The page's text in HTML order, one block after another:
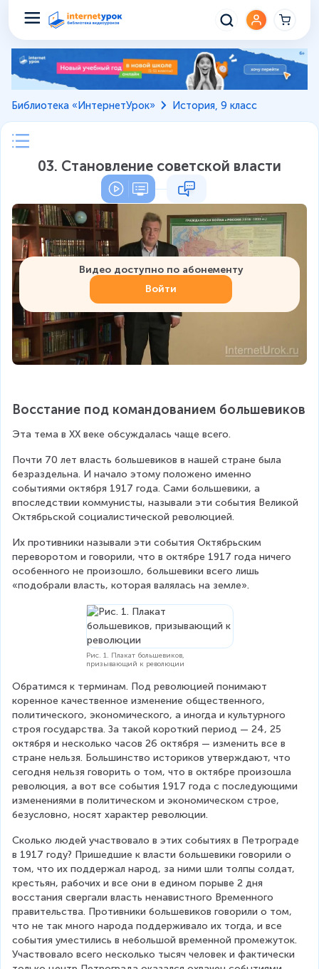
Библиотека «ИнтернетУрок» История, 9 класс
03. Становление советской власти
Видео доступно по абонементу
Войти
Восстание под командованием большевиков
Эта тема в XX веке обсуждалась чаще всего.
Почти 70 лет власть большевиков в нашей стране была
безраздельна. И начало этому положено именно
событиями октября 1917 года. Сами большевики, а
впоследствии коммунисты, называли эти события Великой
Октябрьской социалистической революцией.
Их противники называли эти события Октябрьским
переворотом и говорили, что в октябре 1917 года ничего
особенного не произошло, большевики всего лишь
«подобрали власть, которая валялась на земле».
Рис. 1. Плакат большевиков,
призывающий к революции
Обратимся к терминам. Под революцией понимают
коренное качественное изменение общественного,
политического, экономического, а иногда и культурного
строя государства. За такой короткий период — 24, 25
октября и несколько часов 26 октября — изменить все в
стране нельзя. Большинство историков утверждают, что
сегодня нельзя говорить о том, что в октябре произошла
революция, а вот все события 1917 года с последующими
изменениями в политическом и экономическом строе,
безусловно, носят характер революции.
Сколько людей участвовало в этих событиях в Петрограде
в 1917 году? Пришедшие к власти большевики говорили о
том, что их поддержал народ, за ними шли толпы солдат,
крестьян, рабочих и все они в едином порыве 2 дня
восстания свергали власть ненавистного Временного
правительства. Противники большевиков говорили о том,
что не так много народа поддерживало их тогда, и все
события уместились в небольшой временной промежуток.
Участвовало всего несколько тысяч человек и фактически